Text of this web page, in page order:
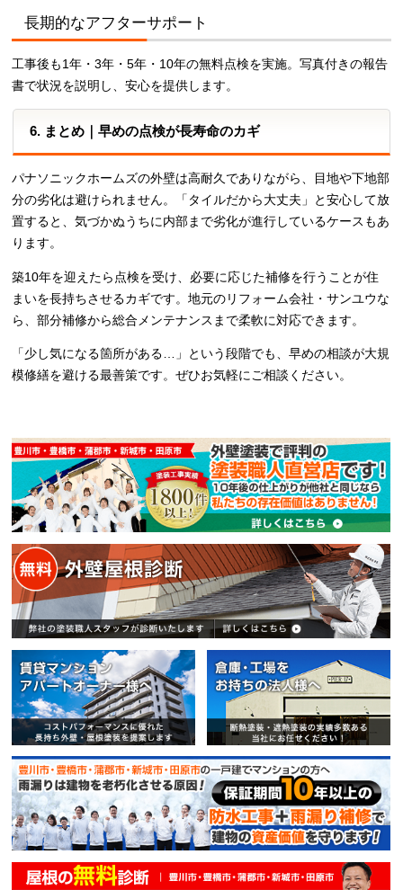
長期的なアフターサポート
工事後も1年・3年・5年・10年の無料点検を実施。写真付きの報告
書で状況を説明し、安心を提供します。
6. まとめ｜早めの点検が長寿命のカギ
パナソニックホームズの外壁は高耐久でありながら、目地や下地部
分の劣化は避けられません。「タイルだから大丈夫」と安心して放
置すると、気づかぬうちに内部まで劣化が進行しているケースもあ
ります。
築10年を迎えたら点検を受け、必要に応じた補修を行うことが住
まいを長持ちさせるカギです。地元のリフォーム会社・サンユウな
ら、部分補修から総合メンテナンスまで柔軟に対応できます。
「少し気になる箇所がある…」という段階でも、早めの相談が大規
模修繕を避ける最善策です。ぜひお気軽にご相談ください。
賃貸マンション・アパートオー